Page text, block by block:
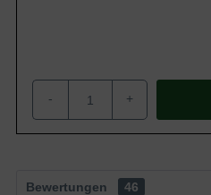
- +
Bewertungen
46